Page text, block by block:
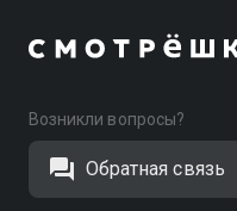
Возникли вопросы?
Обратная связь